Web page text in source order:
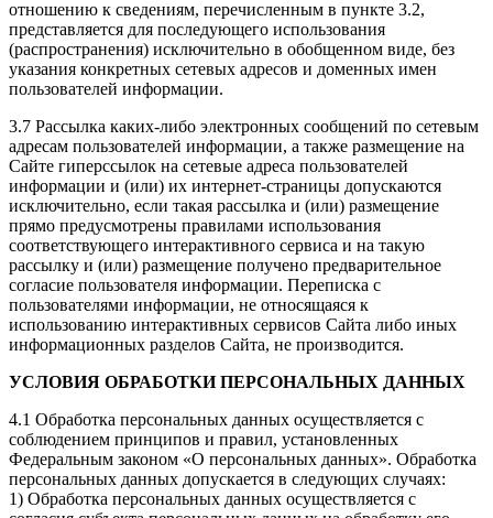
отношению к сведениям, перечисленным в пункте 3.2,
представляется для последующего использования
(распространения) исключительно в обобщенном виде, без
указания конкретных сетевых адресов и доменных имен
пользователей информации.
3.7 Рассылка каких-либо электронных сообщений по сетевым
адресам пользователей информации, а также размещение на
Сайте гиперссылок на сетевые адреса пользователей
информации и (или) их интернет-страницы допускаются
исключительно, если такая рассылка и (или) размещение
прямо предусмотрены правилами использования
соответствующего интерактивного сервиса и на такую
рассылку и (или) размещение получено предварительное
согласие пользователя информации. Переписка с
пользователями информации, не относящаяся к
использованию интерактивных сервисов Сайта либо иных
информационных разделов Сайта, не производится.
УСЛОВИЯ ОБРАБОТКИ ПЕРСОНАЛЬНЫХ ДАННЫХ
4.1 Обработка персональных данных осуществляется с
соблюдением принципов и правил, установленных
Федеральным законом «О персональных данных». Обработка
персональных данных допускается в следующих случаях:
1) Обработка персональных данных осуществляется с